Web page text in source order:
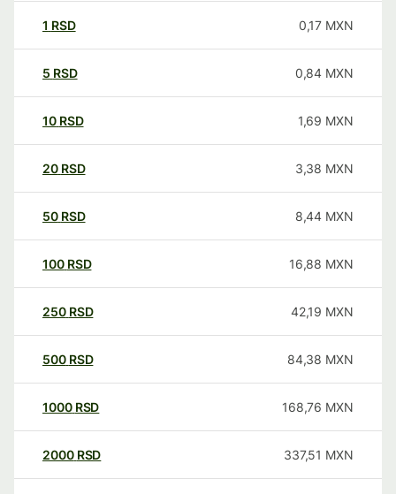
1 RSD 0,17 MXN
5 RSD 0,84 MXN
10 RSD 1,69 MXN
20 RSD 3,38 MXN
50 RSD 8,44 MXN
100 RSD 16,88 MXN
250 RSD 42,19 MXN
500 RSD 84,38 MXN
1000 RSD 168,76 MXN
2000 RSD 337,51 MXN